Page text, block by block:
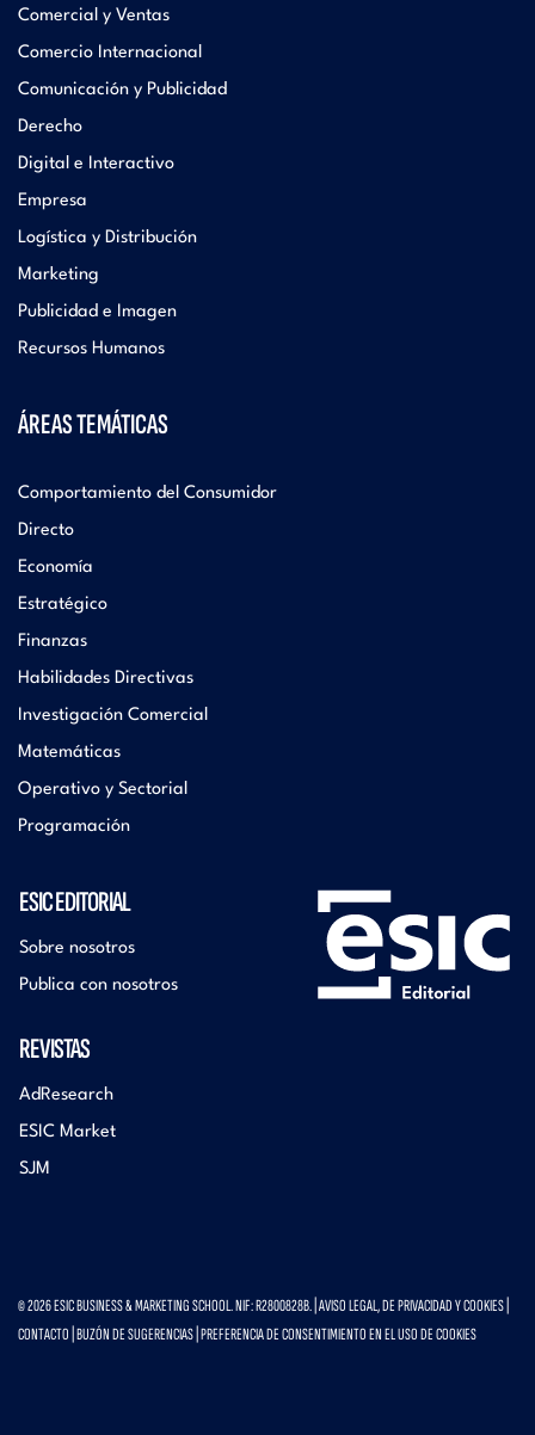
Comercial y Ventas
Comercio Internacional
Comunicación y Publicidad
Derecho
Digital e Interactivo
Empresa
Logística y Distribución
Marketing
Publicidad e Imagen
Recursos Humanos
ÁREAS TEMÁTICAS
Comportamiento del Consumidor
Directo
Economía
Estratégico
Finanzas
Habilidades Directivas
Investigación Comercial
Matemáticas
Operativo y Sectorial
Programación
ESIC EDITORIAL
Sobre nosotros
Publica con nosotros
REVISTAS
AdResearch
ESIC Market
SJM
© 2026 ESIC BUSINESS & MARKETING SCHOOL. NIF: R2800828B. | AVISO LEGAL, DE PRIVACIDAD Y COOKIES
CONTACTO BUZÓN DE SUGERENCIAS PREFERENCIA DE CONSENTIMIENTO EN EL USO DE COOKIES